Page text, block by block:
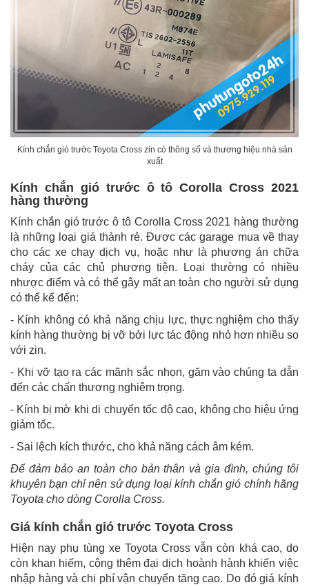
Kính chắn gió trước Toyota Cross zin có thông số và thương hiệu nhà sản
xuất
Kính chắn gió trước ô tô Corolla Cross 2021
hàng thường
Kính chắn gió trước ô tô Corolla Cross 2021 hàng thường
là những loại giá thành rẻ. Được các garage mua về thay
cho các xe chạy dịch vụ, hoặc như là phương án chữa
cháy của các chủ phương tiện. Loại thường có nhiều
nhược điểm và có thể gây mất an toàn cho người sử dụng
có thể kể đến:
- Kính không có khả năng chịu lực, thực nghiệm cho thấy
kính hàng thường bị vỡ bởi lực tác động nhỏ hơn nhiều so
với zin.
- Khi vỡ tạo ra các mãnh sắc nhọn, găm vào chúng ta dẫn
đến các chấn thương nghiêm trọng.
- Kính bị mờ khi di chuyển tốc độ cao, không cho hiệu ứng
giảm tốc.
- Sai lệch kích thước, cho khả năng cách âm kém.
Để đảm bảo an toàn cho bản thân và gia đình, chúng tôi
khuyên bạn chỉ nên sử dụng loại kính chắn gió chính hãng
Toyota cho dòng Corolla Cross.
Giá kính chắn gió trước Toyota Cross
Hiện nay phụ tùng xe Toyota Cross vẫn còn khá cao, do
còn khan hiếm, cộng thêm đại dịch hoành hành khiến việc
nhập hàng và chi phí vận chuyển tăng cao. Do đó giá kính